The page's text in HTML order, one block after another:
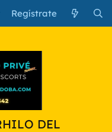
Regístrate
DEL